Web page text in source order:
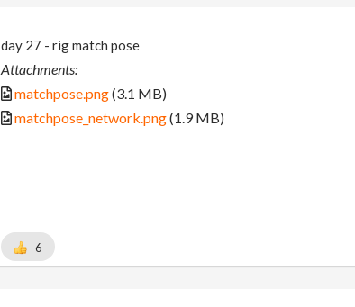
day 27 - rig match pose
Attachments:
matchpose.png(3.1 MB)
matchpose_network.png(1.9 MB)
6